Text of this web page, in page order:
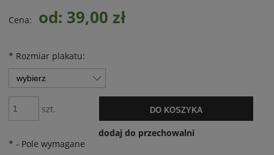
Cena: od: 39,00 zł
* Rozmiar plakatu:
szt. DO KOSZYKA
dodaj do przechowalni
* - Pole wymagane